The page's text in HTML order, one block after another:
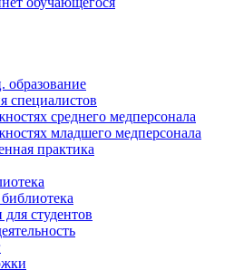
образование
специалистов
среднего медперсонала
младшего медперсонала
практика
студентов